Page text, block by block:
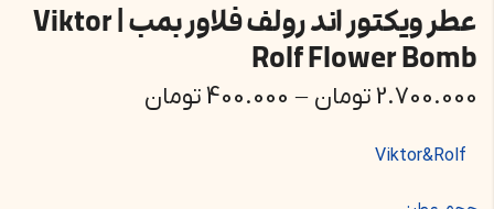
عطر ویکتور اند رولف فلاور بمب | Viktor
Rolf Flower Bomb
2.700.000تومان –
400.000تومان
Viktor&Rolf